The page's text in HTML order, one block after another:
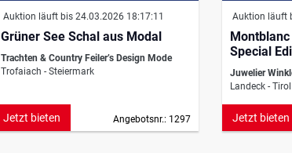
Auktion läuft bis 24.03.2026 18:17:11
Grüner See Schal aus Modal
Trachten & Country Feiler’s Design Mode
Trofaiach - Steiermark
Angebotsnr.: 1297
Jetzt bieten
Auktion läuft
Special
Juwelier
Landeck - Tirol
Jetzt bieten